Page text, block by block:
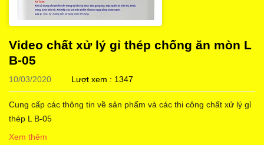
Video chất xử lý gỉ thép chống ăn mòn L
B-05
10/03/2020 Lượt xem : 1347
Cung cấp các thông tin về sản phẩm và các thi công chất xử lý gỉ
thép L B-05
Xem thêm